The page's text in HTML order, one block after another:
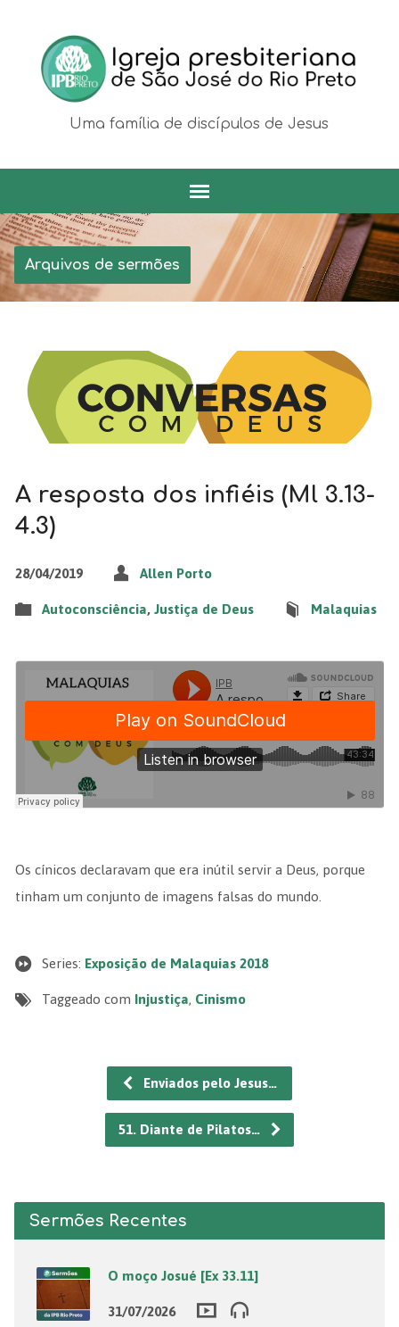
Uma família de discípulos de Jesus
Arquivos de sermões
A resposta dos infiéis (Ml 3.13-
4.3)
28/04/2019 Allen Porto
Autoconsciência, Justiça de Deus Malaquias
Os cínicos declaravam que era inútil servir a Deus, porque
tinham um conjunto de imagens falsas do mundo.
Series: Exposição de Malaquias 2018
Taggeado com Injustiça, Cinismo
Enviados pelo Jesus…
51. Diante de Pilatos…
Sermões Recentes
O moço Josué [Ex 33.11]
31/07/2026